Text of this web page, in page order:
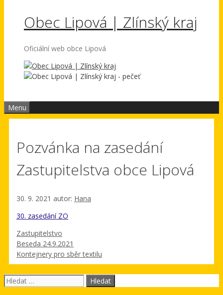
Obec Lipová | Zlínský kraj
Oficiální web obce Lipová
Menu
Pozvánka na zasedání
Zastupitelstva obce Lipová
30. 9. 2021 autor: Hana
30. zasedání ZO
Rubriky
Zastupitelstvo
Beseda 24.9.2021
Kontejnery pro sběr textilu
Hledat: